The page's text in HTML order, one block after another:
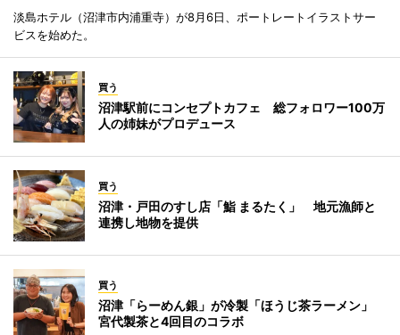
淡島ホテル（沼津市内浦重寺）が8月6日、ポートレートイラストサー
ビスを始めた。
買う
沼津駅前にコンセプトカフェ 総フォロワー100万
人の姉妹がプロデュース
買う
沼津・戸田のすし店「鮨 まるたく」 地元漁師と
連携し地物を提供
買う
沼津「らーめん銀」が冷製「ほうじ茶ラーメン」
宮代製茶と4回目のコラボ